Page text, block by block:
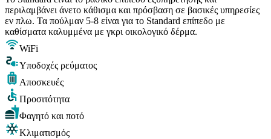
περιλαμβάνει άνετο κάθισμα και πρόσβαση σε βασικές υπηρεσίες
εν πλω. Τα πούλμαν 5-8 είναι για το Standard επίπεδο με
καθίσματα καλυμμένα με γκρι οικολογικό δέρμα.
WiFi
Υποδοχές ρεύματος
Αποσκευές
Προσιτότητα
Φαγητό και ποτό
Κλιματισμός